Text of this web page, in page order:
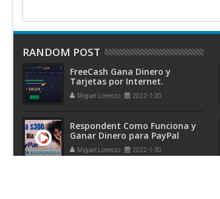
RANDOM POST
FreeCash Gana Dinero y
Tarjetas por Internet.
FreeCash ¿Qué es y como
Funciona?
Miguel Lorenzo 2022-1-20
Respondent Como Funciona y
Ganar Dinero para PayPal
Miguel Lorenzo 2022-1-30